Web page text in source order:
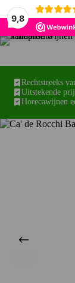
9,8
Ga
Rechtstreeks
Uitstekende
Horecawijnen